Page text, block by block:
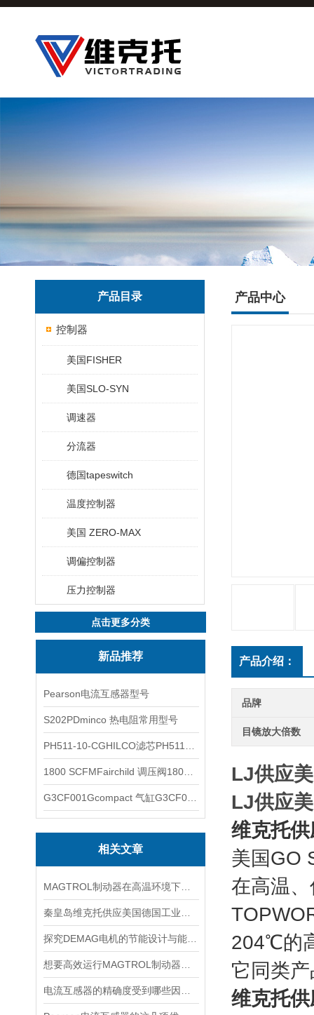
产品目录
控制器
美国FISHER
美国SLO-SYN
调速器
分流器
德国tapeswitch
温度控制器
美国 ZERO-MAX
调偏控制器
压力控制器
点击更多分类
新品推荐
Pearson电流互感器型号
S202PDminco 热电阻常用型号
相关文章
产品中心
产品介绍：
品牌
目镜放大倍数
LJ供应
LJ供应
维克托
美国GO
在高温
204℃的
它同类
维克托